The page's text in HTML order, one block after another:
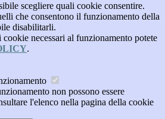
scegliere quali cookie consentire.
che consentono il funzionamento della
disabilitarli.
necessari al funzionamento potete
.
non possono essere
l'elenco nella pagina della cookie